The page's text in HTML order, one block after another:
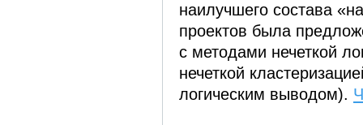
наилучшего состава
проектов была
с методами нечеткой
нечеткой
логическим выводом).